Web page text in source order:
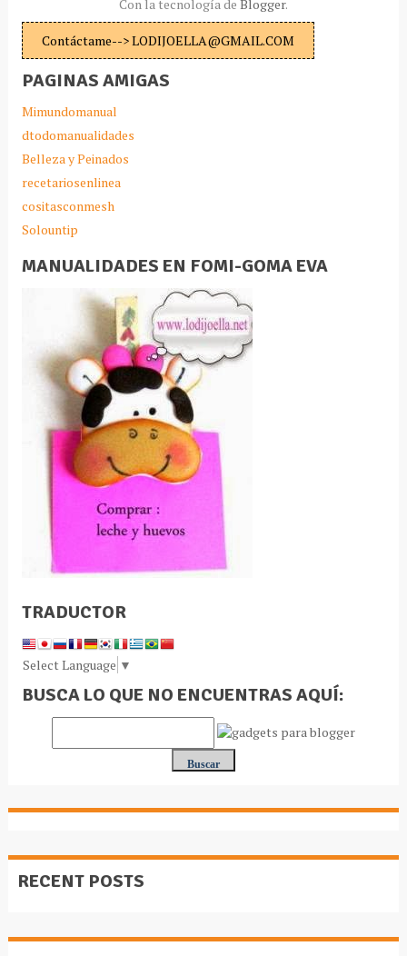
Con la tecnología de Blogger.
Contáctame--> LODIJOELLA@GMAIL.COM
PAGINAS AMIGAS
Mimundomanual
dtodomanualidades
Belleza y Peinados
recetariosenlinea
cositasconmesh
Solountip
MANUALIDADES EN FOMI-GOMA EVA
TRADUCTOR
Select Language ▼
BUSCA LO QUE NO ENCUENTRAS AQUÍ:
RECENT POSTS